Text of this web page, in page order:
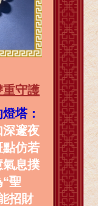
重守護
塔：
深邃夜
點仿若
氣息撲
聖
招財